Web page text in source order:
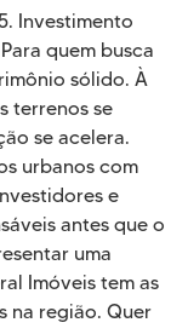
Investimento
quem busca
sólido. À
terrenos se
se acelera.
urbanos com
e
antes que o
uma
Imóveis tem as
na região. Quer